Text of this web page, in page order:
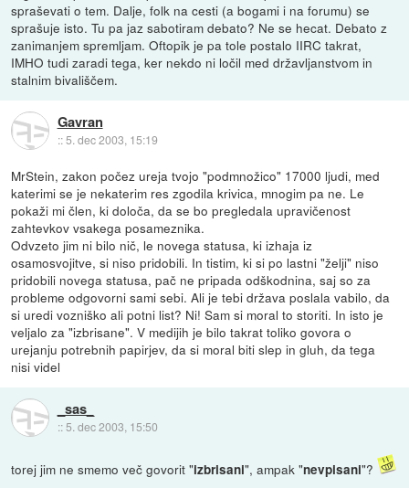
spraševati o tem. Dalje, folk na cesti (a bogami i na forumu) se
sprašuje isto. Tu pa jaz sabotiram debato? Ne se hecat. Debato z
zanimanjem spremljam. Oftopik je pa tole postalo IIRC takrat,
IMHO tudi zaradi tega, ker nekdo ni ločil med državljanstvom in
stalnim bivališčem.
Gavran
::5. dec 2003, 15:19
MrStein, zakon počez ureja tvojo "podmnožico" 17000 ljudi, med
katerimi se je nekaterim res zgodila krivica, mnogim pa ne. Le
pokaži mi člen, ki določa, da se bo pregledala upravičenost
zahtevkov vsakega posameznika.
Odvzeto jim ni bilo nič, le novega statusa, ki izhaja iz
osamosvojitve, si niso pridobili. In tistim, ki si po lastni "želji" niso
pridobili novega statusa, pač ne pripada odškodnina, saj so za
probleme odgovorni sami sebi. Ali je tebi država poslala vabilo, da
si uredi vozniško ali potni list? Ni! Sam si moral to storiti. In isto je
veljalo za "izbrisane". V medijih je bilo takrat toliko govora o
urejanju potrebnih papirjev, da si moral biti slep in gluh, da tega
nisi videl
_sas_
:: 5. dec 2003, 15:50
torej jim ne smemo več govorit "izbrisani", ampak "nevpisani"?